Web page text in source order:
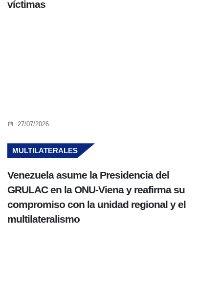
víctimas
27/07/2026
MULTILATERALES
Venezuela asume la Presidencia del
GRULAC en la ONU-Viena y reafirma su
compromiso con la unidad regional y el
multilateralismo